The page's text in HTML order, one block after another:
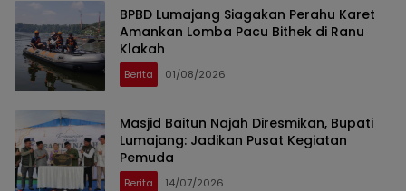
BPBD Lumajang Siagakan Perahu Karet
Amankan Lomba Pacu Bithek di Ranu
Klakah
Berita 01/08/2026
Masjid Baitun Najah Diresmikan, Bupati
Lumajang: Jadikan Pusat Kegiatan
Pemuda
Berita 14/07/2026